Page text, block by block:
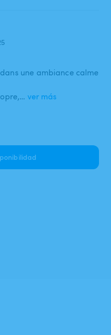
une ambiance calme
ver más